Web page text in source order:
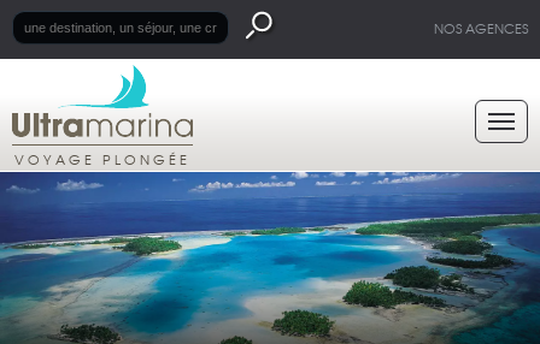
NOS AGENCES
VOYAGE PLONGÉE